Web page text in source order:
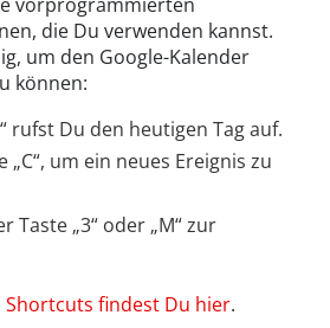
die Du verwenden kannst.
um den Google-Kalender
können:
rufst Du den heutigen Tag auf.
„C“, um ein neues Ereignis zu
Taste „3“ oder „M“ zur
Shortcuts findest Du hier.